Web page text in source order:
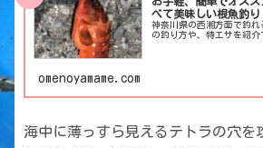
べて美味しい根魚釣り
神奈川県の西湘方面で釣
の釣り方や、特エサを紹介
omenoyamame.com
海中に薄っすら見えるテトラの穴を